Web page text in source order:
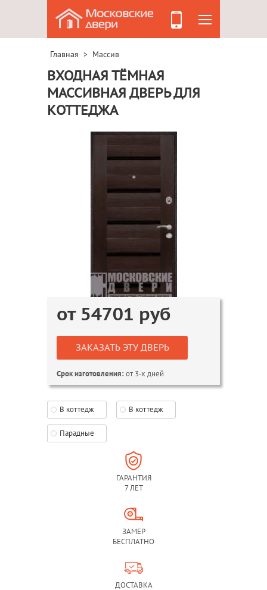
Главная > Массив
ВХОДНАЯ ТЁМНАЯ
МАССИВНАЯ ДВЕРЬ ДЛЯ
КОТТЕДЖА
от 54701 руб
ЗАКАЗАТЬ ЭТУ ДВЕРЬ
Срок изготовления:от 3-х дней
В коттедж В коттедж
Парадные
ГАРАНТИЯ
7 ЛЕТ
ЗАМЕР
БЕСПЛАТНО
ДОСТАВКА